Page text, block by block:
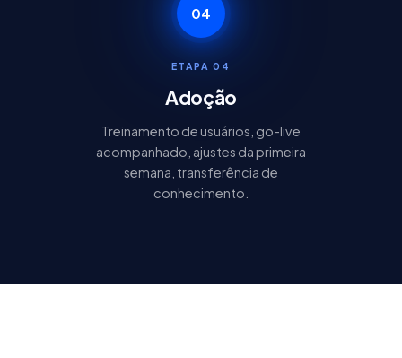
04
ETAPA 04
Adoção
Treinamento de usuários, go-live
acompanhado, ajustes da primeira
semana, transferência de
conhecimento.